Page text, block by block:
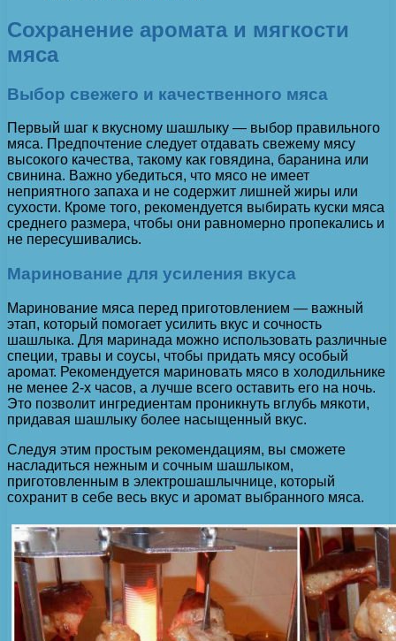
Сохранение аромата и мягкости
мяса
Выбор свежего и качественного мяса
Первый шаг к вкусному шашлыку — выбор правильного
мяса. Предпочтение следует отдавать свежему мясу
высокого качества, такому как говядина, баранина или
свинина. Важно убедиться, что мясо не имеет
неприятного запаха и не содержит лишней жиры или
сухости. Кроме того, рекомендуется выбирать куски мяса
среднего размера, чтобы они равномерно пропекались и
не пересушивались.
Маринование для усиления вкуса
Маринование мяса перед приготовлением — важный
этап, который помогает усилить вкус и сочность
шашлыка. Для маринада можно использовать различные
специи, травы и соусы, чтобы придать мясу особый
аромат. Рекомендуется мариновать мясо в холодильнике
не менее 2-х часов, а лучше всего оставить его на ночь.
Это позволит ингредиентам проникнуть вглубь мякоти,
придавая шашлыку более насыщенный вкус.
Следуя этим простым рекомендациям, вы сможете
насладиться нежным и сочным шашлыком,
приготовленным в электрошашлычнице, который
сохранит в себе весь вкус и аромат выбранного мяса.